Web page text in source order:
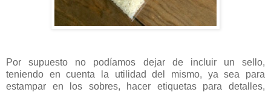
Por supuesto no podíamos dejar de incluir un sello,
teniendo en cuenta la utilidad del mismo, ya sea para
estampar en los sobres, hacer etiquetas para detalles,